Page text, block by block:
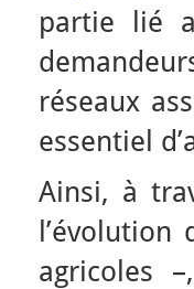
partie lié
réseaux
essentiel
Ainsi, à
agricoles